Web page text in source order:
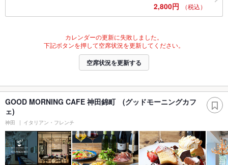
2,800円 （税込）
カレンダーの更新に失敗しました。
下記ボタンを押して空席状況を更新してください。
空席状況を更新する
GOOD MORNING CAFE 神田錦町 (グッドモーニングカフ
ェ)
神田 イタリアン・フレンチ